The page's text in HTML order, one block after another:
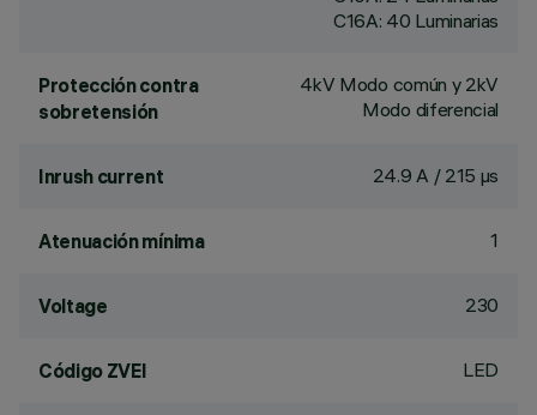
C16A: 40 Luminarias
Protección contra
sobretensión
4kV Modo común y 2kV
Modo diferencial
Inrush current 24.9 A / 215 µs
Atenuación mínima 1
Voltage 230
Código ZVEI LED